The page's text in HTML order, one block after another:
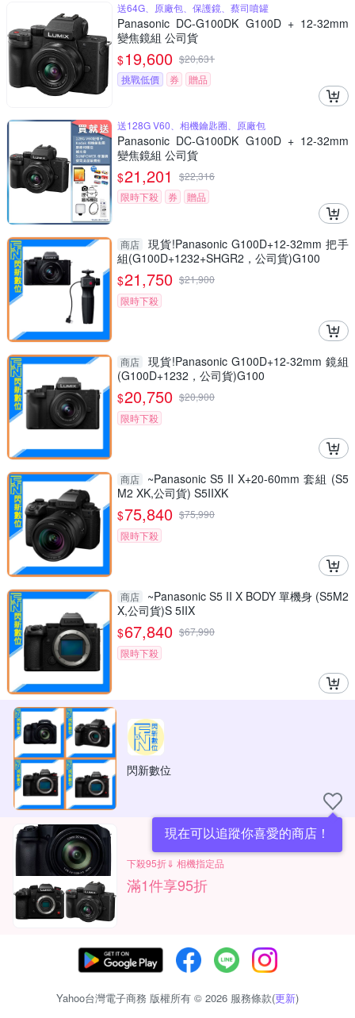
送64G、原廠包、保護鏡、蔡司噴罐
Panasonic DC-G100DK G100D + 12-32mm
變焦鏡組 公司貨
$19,600 $20,631
挑戰低價
券 贈品
送128G V60、相機鑰匙圈、原廠包
Panasonic DC-G100DK G100D + 12-32mm
變焦鏡組 公司貨
$21,201 $22,316
限時下殺
券 贈品
商店
現貨!Panasonic G100D+12-32mm 把手
組(G100D+1232+SHGR2，公司貨)G100
$21,750 $21,900
限時下殺
商店
現貨!Panasonic G100D+12-32mm 鏡組
(G100D+1232，公司貨)G100
$20,750 $20,900
限時下殺
商店
~Panasonic S5 II X+20-60mm 套組 (S5
M2 XK,公司貨) S5IIXK
$75,840 $75,990
限時下殺
商店
~Panasonic S5 II X BODY 單機身 (S5M2
X,公司貨)S 5IIX
$67,840 $67,990
限時下殺
閃新數位
現在可以追蹤你喜愛的商店！
下殺95折⇓ 相機指定品
滿1件享95折
Yahoo台灣電子商務 版權所有 © 2026 服務條款(更新)